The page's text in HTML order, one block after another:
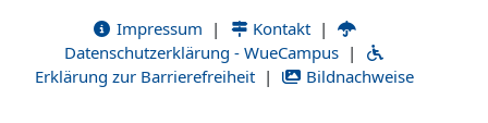
Impressum | Kontakt |
Datenschutzerklärung - WueCampus |
Erklärung zur Barrierefreiheit | Bildnachweise